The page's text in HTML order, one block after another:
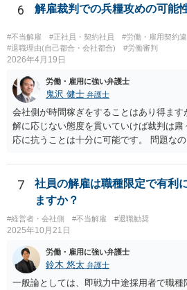
権利の濫用として解雇が無効とされる恐
問２に対して】 得ている給与が高かった
は判断が難しいと思います。 経営上整理
は事案が異なると思われます。 【ご質問３
さ」＝能力不足ということにもならない様
なく解雇ちうことをされたのでしたら、反
ったと評価されることになろうかと思われ
ですので、一般論的な私見としてお答えし
さい。
6 解雇裁判での兵糧攻めの可能
#不当解雇 #正社員・契約社員 #労働・雇用契約違
#退職理由(自己都合・会社都合)
#労働審判
2026年4月19日
労働・雇用に強い弁護士
鬼沢 健士 弁護士
会社側が時間稼ぎをすることはあり得ま
解に応じない態度を貫いていけば裁判は
応に抗うことは十分に可能です。 問題な
7
社員の解雇は職種限定で有利
ますか？
#経営者・会社側 #不当解雇 #退職勧奨
2025年10月21日
労働・雇用に強い弁護士
鈴木 悠太 弁護士
一般論としては、即戦力中途採用者で職